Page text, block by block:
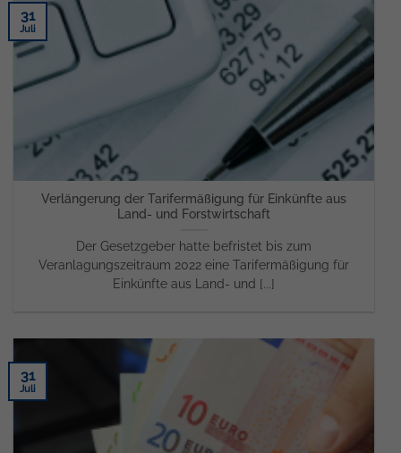
Verlängerung der Tarifermäßigung für Einkünfte aus
Land- und Forstwirtschaft
Der Gesetzgeber hatte befristet bis zum
Veranlagungszeitraum 2022 eine Tarifermäßigung für
Einkünfte aus Land- und [...]
31
Juli
31
Juli